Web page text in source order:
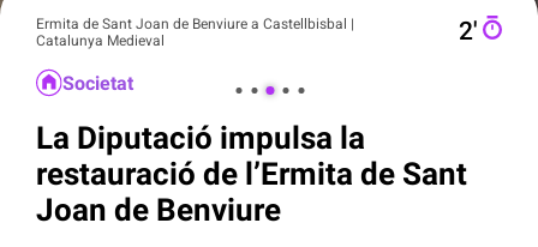
Ermita de Sant Joan de Benviure a Castellbisbal |
Catalunya Medieval
2′
Societat
La Diputació impulsa la
restauració de l’Ermita de Sant
Joan de Benviure